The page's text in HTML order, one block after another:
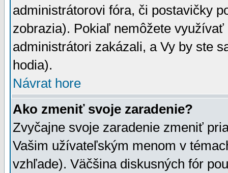
administrátorovi fóra, či postavičky
zobrazia). Pokiaľ nemôžete
administrátori zakázali, a Vy by ste
hodia).
Návrat hore
Ako zmeniť svoje zaradenie?
Zvyčajne svoje zaradenie zmeniť
Vašim užívateľským menom v
vzhľade). Väčšina diskusných fór